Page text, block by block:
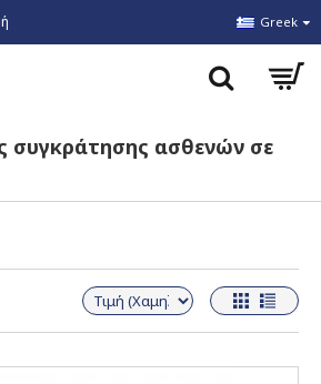
Greek
συγκράτησης ασθενών σε